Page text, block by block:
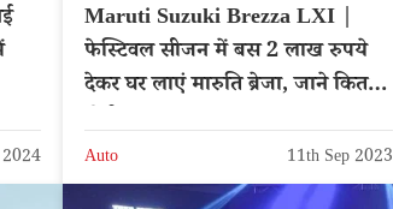
Maruti Suzuki Brezza LXI |
फेस्टिवल सीजन में बस 2 लाख रुपये
देकर घर लाएं मारुति ब्रेजा, जाने कितनी
Auto 11th Sep 2023